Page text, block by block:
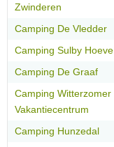
Zwinderen
Camping De Vledder
Camping Sulby Hoeve
Camping De Graaf
Camping Witterzomer
Vakantiecentrum
Camping Hunzedal